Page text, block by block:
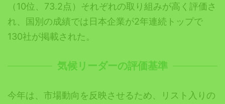
（10位、73.2点）それぞれの取り組みが高く評価さ
れ、国別の成績では日本企業が2年連続トップで
130社が掲載された。
気候リーダーの評価基準
今年は、市場動向を反映させるため、リスト入りの